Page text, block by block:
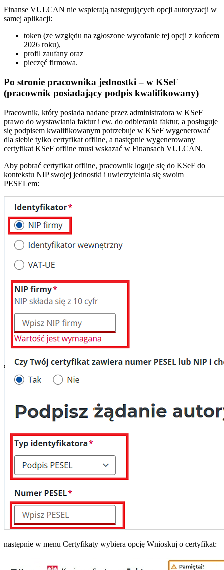
Finanse VULCAN nie wspierają następujących opcji autoryzacji w
samej aplikacji:
token (ze względu na zgłoszone wycofanie tej opcji z końcem
2026 roku),
profil zaufany oraz
pieczęć firmowa.
Po stronie pracownika jednostki – w KSeF
(pracownik posiadający podpis kwalifikowany)
Pracownik, który posiada nadane przez administratora w KSeF
prawo do wystawiania faktur i ew. do odbierania faktur, a posługuje
się podpisem kwalifikowanym potrzebuje w KSeF wygenerować
dla siebie tylko certyfikat offline, a następnie wygenerowany
certyfikat KSeF offline musi wskazać w Finansach VULCAN.
Aby pobrać certyfikat offline, pracownik loguje się do KSeF do
kontekstu NIP swojej jednostki i uwierzytelnia się swoim
PESELem:
następnie w menu Certyfikaty wybiera opcję Wnioskuj o certyfikat: